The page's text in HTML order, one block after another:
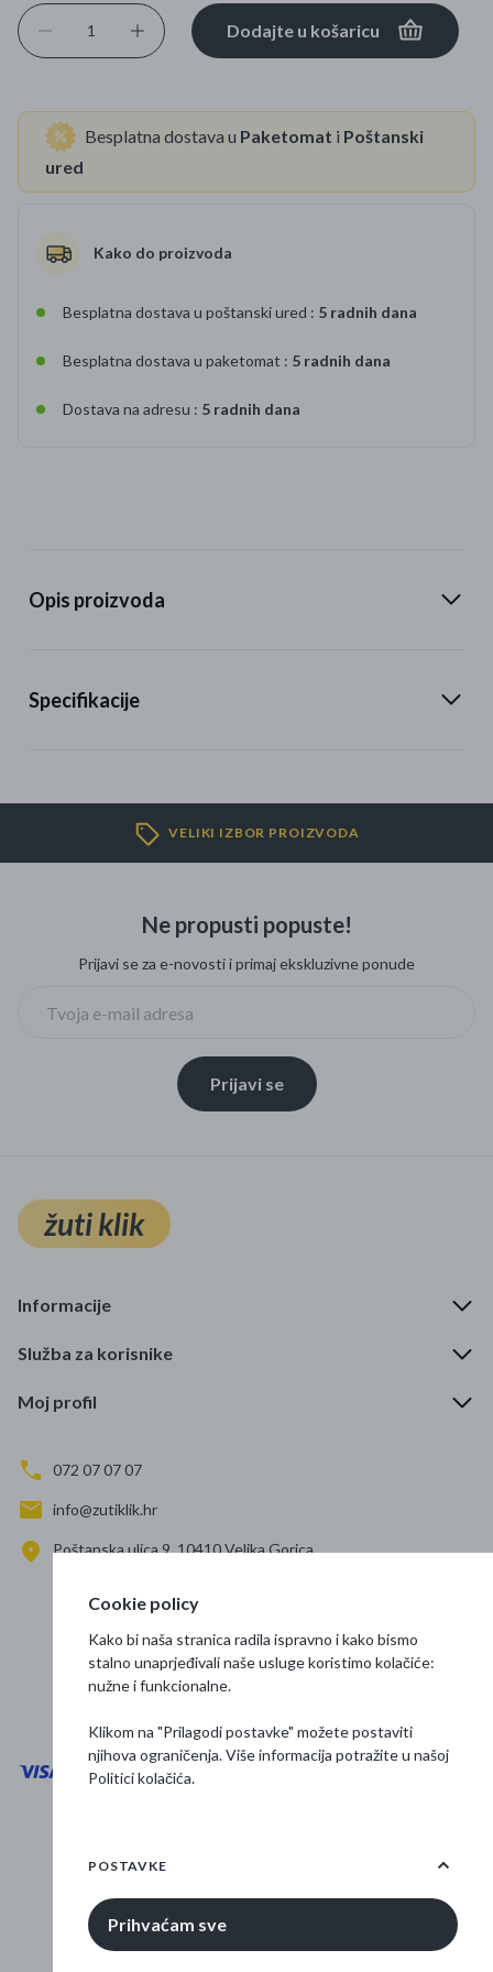
Dodajte u košaricu
Besplatna dostava u Paketomat i Poštanski
ured
Kako do proizvoda
Besplatna dostava u poštanski ured : 5 radnih dana
Besplatna dostava u paketomat : 5 radnih dana
Dostava na adresu : 5 radnih dana
Opis proizvoda
Specifikacije
VELIKI IZBOR PROIZVODA
Ne propusti popuste!
Prijavi se za e-novosti i primaj ekskluzivne ponude
Prijavi se
žuti klik
Informacije
Služba za korisnike
Moj profil
072 07 07 07
info@zutiklik.hr
Poštanska ulica 9, 10410 Velika Gorica
Prati nas
Osnovne informacije
© 2026 Žuti klik
Cookie policy
Kako bi naša stranica radila ispravno i kako bismo
stalno unaprjeđivali naše usluge koristimo kolačiće:
nužne i funkcionalne.
Klikom na "Prilagodi postavke" možete postaviti
njihova ograničenja. Više informacija potražite u našoj
Politici kolačića.
POSTAVKE
Prihvaćam sve